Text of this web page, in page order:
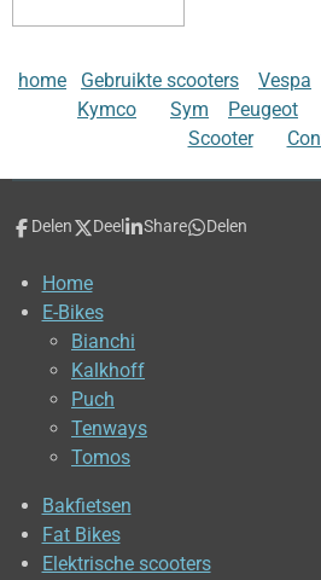
home Gebruikte scooters Vespa
Kymco
Sym Peugeot
Scooter
Delen Deel Share Delen
Home
E-Bikes
Bianchi
Kalkhoff
Puch
Tenways
Tomos
Bakfietsen
Fat Bikes
Elektrische scooters